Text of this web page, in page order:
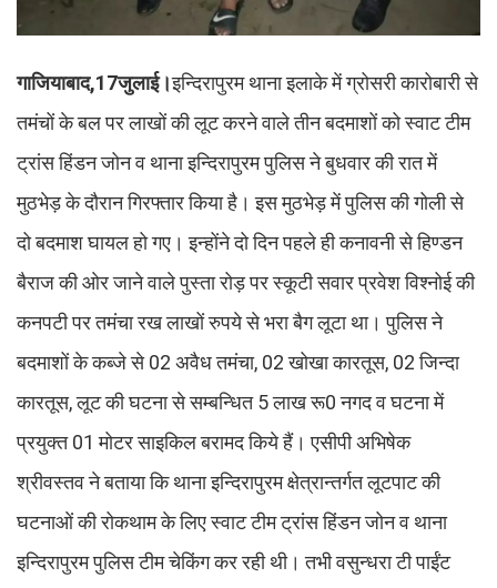
गाजियाबाद,17जुलाई।इन्दिरापुरम थाना इलाके में ग्रोसरी कारोबारी से
तमंचों के बल पर लाखों की लूट करने वाले तीन बदमाशों को स्वाट टीम
ट्रांस हिंडन जोन व थाना इन्दिरापुरम पुलिस ने बुधवार की रात में
मुठभेड़ के दौरान गिरफ्तार किया है। इस मुठभेड़ में पुलिस की गोली से
दो बदमाश घायल हो गए। इन्होंने दो दिन पहले ही कनावनी से हिण्डन
बैराज की ओर जाने वाले पुस्ता रोड़ पर स्कूटी सवार प्रवेश विश्नोई की
कनपटी पर तमंचा रख लाखों रुपये से भरा बैग लूटा था। पुलिस ने
बदमाशों के कब्जे से 02 अवैध तमंचा, 02 खोखा कारतूस, 02 जिन्दा
कारतूस, लूट की घटना से सम्बन्धित 5 लाख रू0 नगद व घटना में
प्रयुक्त 01 मोटर साइकिल बरामद किये हैं। एसीपी अभिषेक
श्रीवस्तव ने बताया कि थाना इन्दिरापुरम क्षेत्रान्तर्गत लूटपाट की
घटनाओं की रोकथाम के लिए स्वाट टीम ट्रांस हिंडन जोन व थाना
इन्दिरापुरम पुलिस टीम चेकिंग कर रही थी। तभी वसुन्धरा टी पाईंट